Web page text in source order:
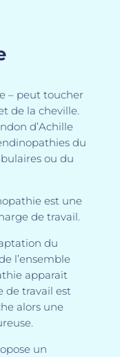
– peut toucher
de la cheville.
d’Achille
du
ou du
est une
de travail.
du
l’ensemble
apparait
de travail est
alors une
un